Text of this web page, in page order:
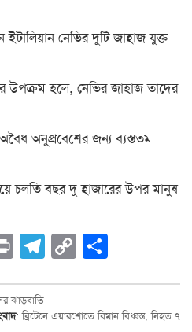
ইটালিয়ান নেভির দুটি জাহাজ যুক্ত
উপক্রম হলে, নেভির জাহাজ তাদের
অনুপ্রবেশের জন্য ব্যস্ততম
চলতি বছর দু হাজারের উপর মানুষ
PrintTelegram
Copy
ঝাড়বাতি
:ব্রিটেনে এয়ারশােতে বিমান বিধ্বস্ত, নিহত ৭